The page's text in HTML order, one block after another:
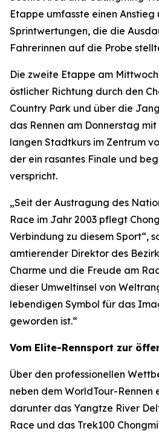
Etappe umfasste einen Anstieg
Sprintwertungen, die die
Fahrerinnen auf die Probe
Die zweite Etappe am Mittwoch
östlicher Richtung durch den
Country Park und über die
das Rennen am Donnerstag mit
langen Stadtkurs im Zentrum
der ein rasantes Finale und
verspricht.
„Seit der Austragung des
Race im Jahr 2003 pflegt
Verbindung zu diesem Sport“,
amtierender Direktor des
Charme und die Freude am
dieser Umweltinsel von
lebendigen Symbol für das
geworden ist.“
Vom Elite-Rennsport zur
Über den professionellen
neben dem WorldTour-Rennen
darunter das Yangtze River
Race und das Trek100